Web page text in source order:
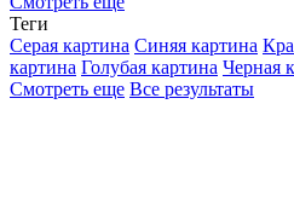
Теги
Серая картина Синяя картина
картина Голубая картина Черная
Смотреть еще Все результаты